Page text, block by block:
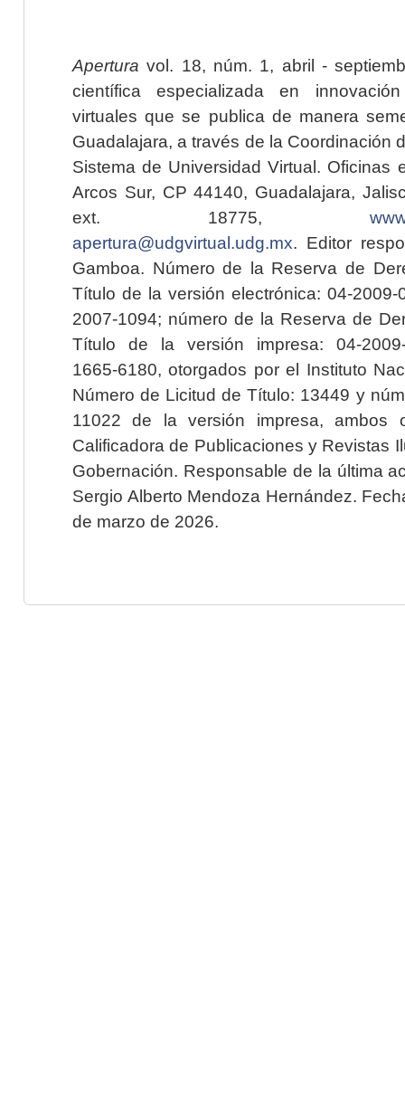
Apertura vol. 18, núm. 1, abril -
científica especializada en
virtuales que se publica de manera
Guadalajara, a través de la Coordinación
Sistema de Universidad Virtual. Oficinas
Arcos Sur, CP 44140, Guadalajara,
ext. 18775,
apertura@udgvirtual.udg.mx. Editor
Gamboa. Número de la Reserva de
Título de la versión electrónica: 04-2009-
2007-1094; número de la Reserva de
Título de la versión impresa: 04-2009-
1665-6180, otorgados por el Instituto
Número de Licitud de Título: 13449 y
11022 de la versión impresa, ambos
Calificadora de Publicaciones y Revistas
Gobernación. Responsable de la última
Sergio Alberto Mendoza Hernández.
de marzo de 2026.